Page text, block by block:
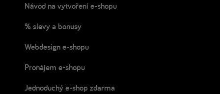
Návod na vytvoření e-shopu
% slevy a bonusy
Webdesign e-shopu
Pronájem e-shopu
Jednoduchý e-shop zdarma